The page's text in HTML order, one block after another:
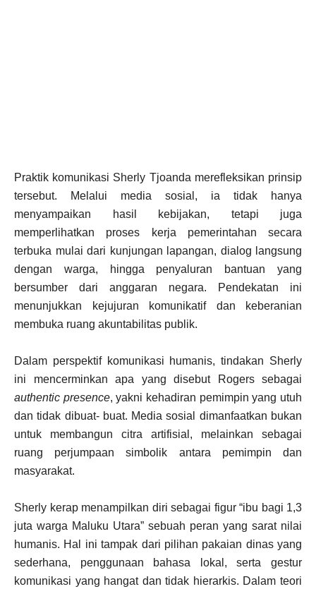
Praktik komunikasi Sherly Tjoanda merefleksikan prinsip
tersebut. Melalui media sosial, ia tidak hanya
menyampaikan hasil kebijakan, tetapi juga
memperlihatkan proses kerja pemerintahan secara
terbuka mulai dari kunjungan lapangan, dialog langsung
dengan warga, hingga penyaluran bantuan yang
bersumber dari anggaran negara. Pendekatan ini
menunjukkan kejujuran komunikatif dan keberanian
membuka ruang akuntabilitas publik.
Dalam perspektif komunikasi humanis, tindakan Sherly
ini mencerminkan apa yang disebut Rogers sebagai
authentic presence, yakni kehadiran pemimpin yang utuh
dan tidak dibuat- buat. Media sosial dimanfaatkan bukan
untuk membangun citra artifisial, melainkan sebagai
ruang perjumpaan simbolik antara pemimpin dan
masyarakat.
Sherly kerap menampilkan diri sebagai figur “ibu bagi 1,3
juta warga Maluku Utara” sebuah peran yang sarat nilai
humanis. Hal ini tampak dari pilihan pakaian dinas yang
sederhana, penggunaan bahasa lokal, serta gestur
komunikasi yang hangat dan tidak hierarkis. Dalam teori